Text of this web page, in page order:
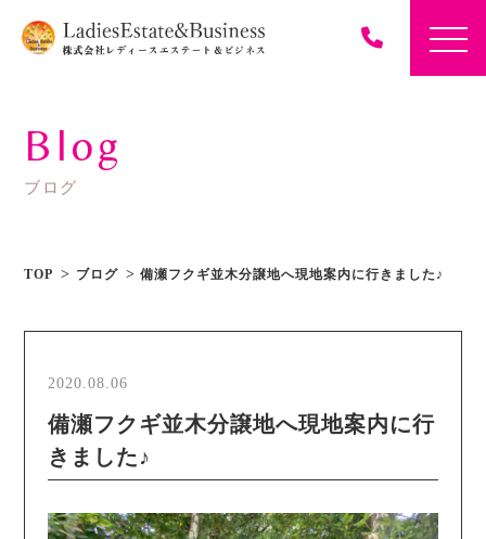
Blog
ブログ
TOP ブログ 備瀬フクギ並木分譲地へ現地案内に行きました♪
2020.08.06
備瀬フクギ並木分譲地へ現地案内に行
きました♪